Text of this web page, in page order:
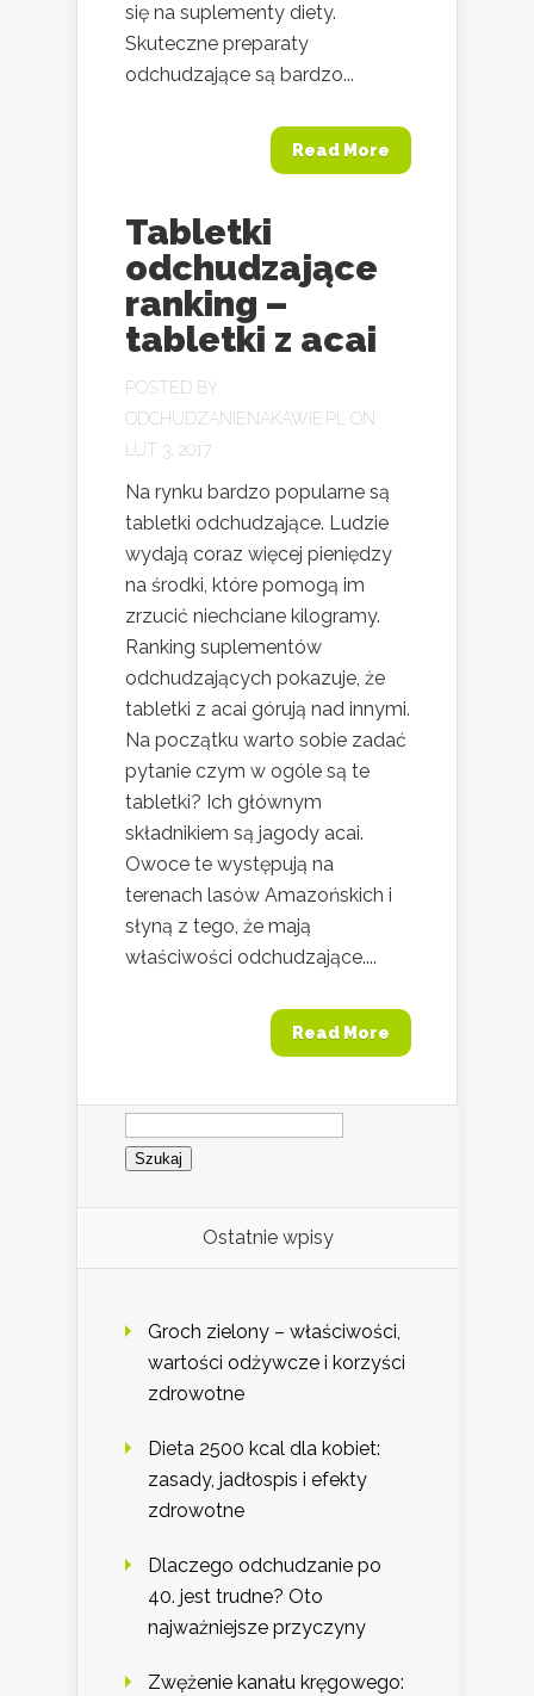
się na suplementy diety.
Skuteczne preparaty
odchudzające są bardzo...
Read More
Tabletki
odchudzające
ranking –
tabletki z acai
POSTED BY
ODCHUDZANIENAKAWIE.PL
ON
LUT 3, 2017
Na rynku bardzo popularne są
tabletki odchudzające. Ludzie
wydają coraz więcej pieniędzy
na środki, które pomogą im
zrzucić niechciane kilogramy.
Ranking suplementów
odchudzających pokazuje, że
tabletki z acai górują nad innymi.
Na początku warto sobie zadać
pytanie czym w ogóle są te
tabletki? Ich głównym
składnikiem są jagody acai.
Owoce te występują na
terenach lasów Amazońskich i
słyną z tego, że mają
właściwości odchudzające....
Read More
Szukaj:
Ostatnie wpisy
Groch zielony – właściwości,
wartości odżywcze i korzyści
zdrowotne
Dieta 2500 kcal dla kobiet:
zasady, jadłospis i efekty
zdrowotne
Dlaczego odchudzanie po
40. jest trudne? Oto
najważniejsze przyczyny
Zwężenie kanału kręgowego: